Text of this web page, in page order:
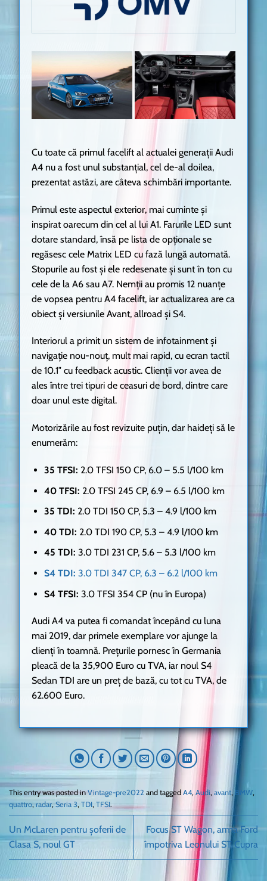
Cu toate că primul facelift al actualei generații Audi
A4 nu a fost unul substanțial, cel de-al doilea,
prezentat astăzi, are câteva schimbări importante.
Primul este aspectul exterior, mai cuminte și
inspirat oarecum din cel al lui A1. Farurile LED sunt
dotare standard, însă pe lista de opționale se
regăsesc cele Matrix LED cu fază lungă automată.
Stopurile au fost și ele redesenate și sunt în ton cu
cele de la A6 sau A7. Nemții au promis 12 nuanțe
de vopsea pentru A4 facelift, iar actualizarea are ca
obiect și versiunile Avant, allroad și S4.
Interiorul a primit un sistem de infotainment și
navigație nou-nouț, mult mai rapid, cu ecran tactil
de 10.1″ cu feedback acustic. Clienții vor avea de
ales între trei tipuri de ceasuri de bord, dintre care
doar unul este digital.
Motorizările au fost revizuite puțin, dar haideți să le
enumerăm:
35 TFSI: 2.0 TFSI 150 CP, 6.0 – 5.5 l/100 km
40 TFSI: 2.0 TFSI 245 CP, 6.9 – 6.5 l/100 km
35 TDI: 2.0 TDI 150 CP, 5.3 – 4.9 l/100 km
40 TDI: 2.0 TDI 190 CP, 5.3 – 4.9 l/100 km
45 TDI: 3.0 TDI 231 CP, 5.6 – 5.3 l/100 km
S4 TDI: 3.0 TDI 347 CP, 6.3 – 6.2 l/100 km
S4 TFSI: 3.0 TFSI 354 CP (nu în Europa)
Audi A4 va putea fi comandat începând cu luna
mai 2019, dar primele exemplare vor ajunge la
clienți în toamnă. Prețurile pornesc în Germania
pleacă de la 35,900 Euro cu TVA, iar noul S4
Sedan TDI are un preț de bază, cu tot cu TVA, de
62.600 Euro.
This entry was posted in Vintage-pre2022 and tagged A4, Audi, avant, BMW,
quattro,radar,Seria 3, TDI, TFSI.
Un McLaren pentru șoferii de
Clasa S, noul GT
Focus ST Wagon, arma Ford
împotriva Leonului ST Cupra